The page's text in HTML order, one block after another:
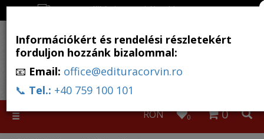
Ingyenes szállítás, ha a rendelés több, mint 500 RON
Toggle
0
0
RON
Információkért és rendelési részletekért
forduljon hozzánk bizalommal:
📧 Email: office@edituracorvin.ro
📞 Tel.: +40 759 100 101